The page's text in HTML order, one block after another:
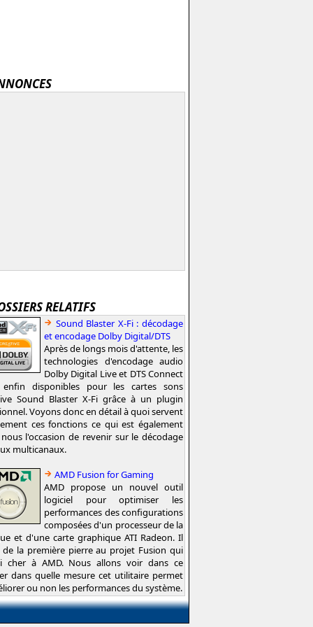
RELATIFS
Sound Blaster X-Fi : décodage
et encodage Dolby Digital/DTS
Après de longs mois d'attente, les
technologies d'encodage audio
Dolby Digital Live et DTS Connect
disponibles pour les cartes sons
Sound Blaster X-Fi grâce à un plugin
Voyons donc en détail à quoi servent
ces fonctions ce qui est également
l'occasion de revenir sur le décodage
multicanaux.
AMD Fusion for Gaming
AMD propose un nouvel outil
logiciel pour optimiser les
performances des configurations
composées d'un processeur de la
et d'une carte graphique ATI Radeon. Il
de la première pierre au projet Fusion qui
cher à AMD. Nous allons voir dans ce
dans quelle mesure cet utilitaire permet
ou non les performances du système.